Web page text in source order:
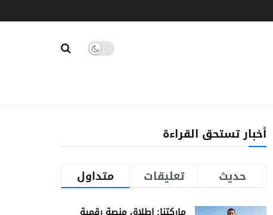
أخبار تستحق القراءة
متداول تعليقات حديث